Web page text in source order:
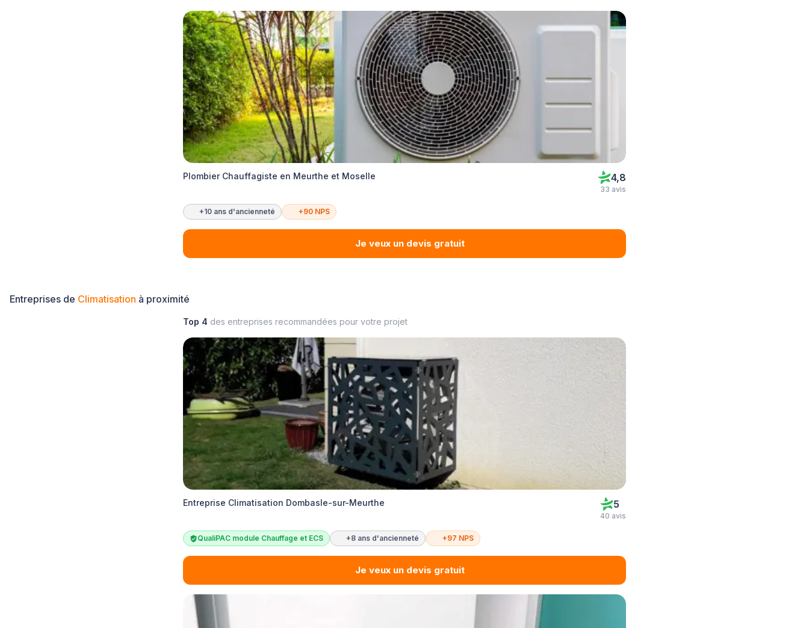
Plombier Chauffagiste en Meurthe et Moselle 4,8
33 avis
+10 ans d'ancienneté +90 NPS
Je veux un devis gratuit
Entreprises de Climatisation à proximité
Top 4 des entreprises recommandées pour votre projet
Entreprise Climatisation Dombasle-sur-Meurthe 5
40 avis
QualiPAC module Chauffage et ECS +8 ans d'ancienneté +97 NPS
Je veux un devis gratuit